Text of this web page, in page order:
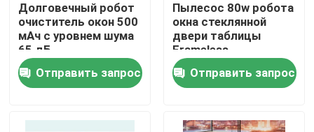
Долговечный робот
очиститель окон 500
мАч с уровнем шума
65 дБ
Отправить запрос
Пылесос 80w робота
окна стеклянной
двери таблицы
Frameless
Отправить запрос